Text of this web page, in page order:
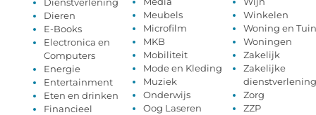
Dieren
E-Books
Electronica en
Computers
Energie
Entertainment
Eten en drinken
Financieel
Meubels
Microfilm
MKB
Mobiliteit
Mode en Kleding
Muziek
Onderwijs
Oog Laseren
Winkelen
Woning en Tuin
Woningen
Zakelijk
Zakelijke
dienstverlening
Zorg
ZZP